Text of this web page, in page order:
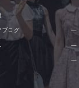
ブログ